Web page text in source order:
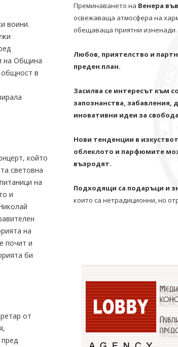
воини.
на Община
общност в
който
световна
на
и
на
почит и
би
от
Преминаването на Венера
освежаваща атмосфера на
обещаваща приятни изненади.
Любов, приятелство и
преден план.
Засилва се интересът към
запознанства, забавления,
иновативни идеи за
Нови тенденции в
облеклото и парфюмите
възродят.
Подходящи са подаръци и
които са нетрадиционни, но